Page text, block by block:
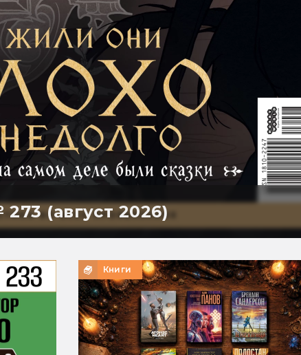
(август 2026)
Книги